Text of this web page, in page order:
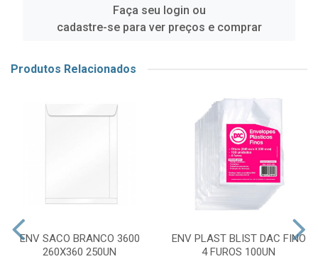
Faça seu login ou
cadastre-se para ver preços e comprar
Produtos Relacionados
ENV SACO BRANCO 3600
260X360 250UN
ENV PLAST BLIST DAC FINO
4 FUROS 100UN